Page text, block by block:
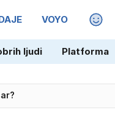
VOYO
ljudi Platforma